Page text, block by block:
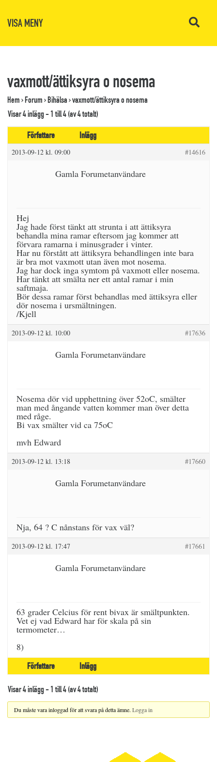
VISA MENY
vaxmott/ättiksyra o nosema
Hem›Forum›Bihälsa›vaxmott/ättiksyra o nosema
Visar 4 inlägg - 1 till 4 (av 4 totalt)
Författare
Inlägg
2013-09-12 kl. 09:00 #14616
Gamla Forumetanvändare
Hej
Jag hade först tänkt att strunta i att ättiksyra
behandla mina ramar eftersom jag kommer att
förvara ramarna i minusgrader i vinter.
Har nu förstått att ättiksyra behandlingen inte bara
är bra mot vaxmott utan även mot nosema.
Jag har dock inga symtom på vaxmott eller nosema.
Har tänkt att smälta ner ett antal ramar i min
saftmaja.
Bör dessa ramar först behandlas med ättiksyra eller
dör nosema i ursmältningen.
/Kjell
2013-09-12 kl. 10:00 #17636
Gamla Forumetanvändare
Nosema dör vid upphettning över 52oC, smälter
man med ångande vatten kommer man över detta
med råge.
Bi vax smälter vid ca 75oC
mvh Edward
2013-09-12 kl. 13:18 #17660
Gamla Forumetanvändare
Nja, 64 ? C nånstans för vax väl?
2013-09-12 kl. 17:47 #17661
Gamla Forumetanvändare
63 grader Celcius för rent bivax är smältpunkten.
Vet ej vad Edward har för skala på sin
termometer…
8)
Författare Inlägg
Visar 4 inlägg - 1 till 4 (av 4 totalt)
Du måste vara inloggad för att svara på detta ämne. Logga in